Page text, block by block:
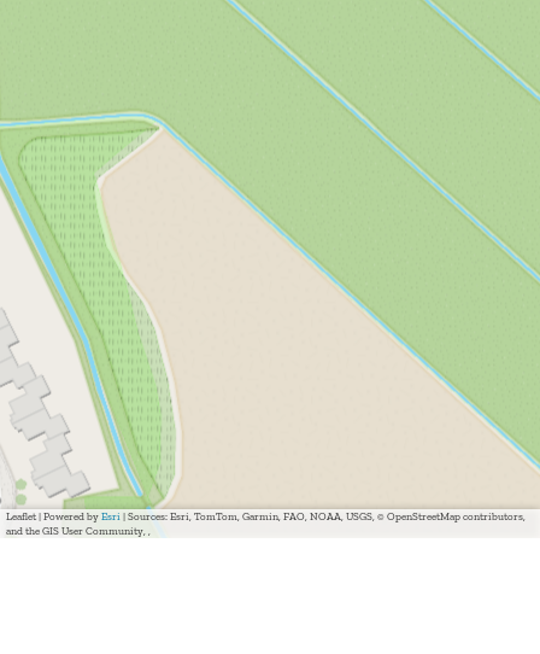
Leaflet | Powered by Esri | Sources: Esri, TomTom, Garmin, FAO, NOAA, USGS, © OpenStreetMap contributors,
and the GIS User Community, ,